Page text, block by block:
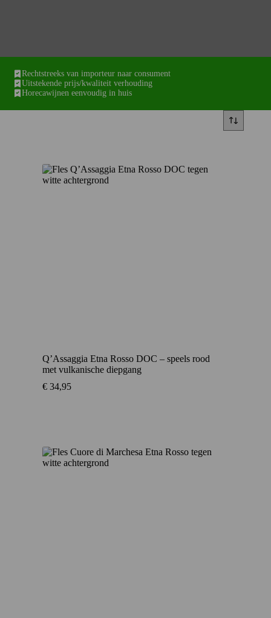
Rechtstreeks van importeur naar consument
Uitstekende prijs/kwaliteit verhouding
Horecawijnen eenvoudig in huis
Q’Assaggia Etna Rosso DOC – speels rood
met vulkanische diepgang
€ 34,95